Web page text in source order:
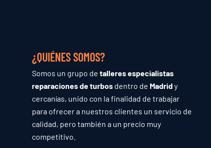
¿QUIÉNES SOMOS?
Somos un grupo de talleres especialistas
reparaciones de turbos dentro de Madridy
cercanías, unido con la finalidad de trabajar
para ofrecer a nuestros clientes un servicio de
calidad, pero también a un precio muy
competitivo.